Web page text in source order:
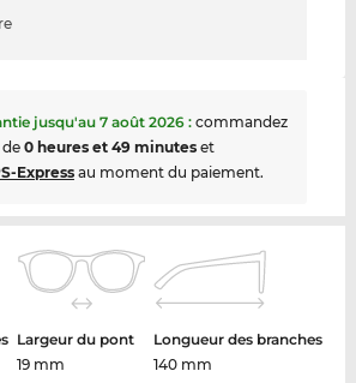
jusqu'au 7 août 2026: commandez
0 heures et 49 minuteset
Expressau moment du paiement.
Largeur du pont
19 mm
Longueur des branches
140 mm